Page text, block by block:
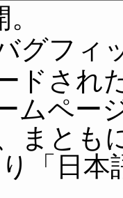
グフィ
ドされ
ムペ
まとも
「日